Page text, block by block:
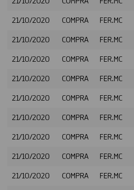
21/10/2020 COMPRA FER.MC
21/10/2020 COMPRA FER.MC
21/10/2020 COMPRA FER.MC
21/10/2020 COMPRA FER.MC
21/10/2020 COMPRA FER.MC
21/10/2020 COMPRA FER.MC
21/10/2020 COMPRA FER.MC
21/10/2020 COMPRA FER.MC
21/10/2020 COMPRA FER.MC